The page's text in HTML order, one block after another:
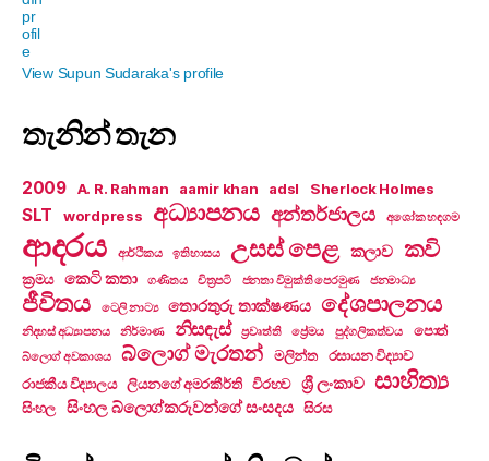
View Supun Sudaraka's profile
තැනින් තැන
2009 A. R. Rahman aamir khan adsl Sherlock Holmes
SLT wordpress අධ්‍යාපනය අන්තර්ජාලය අශෝක හඳගම
ආදරය ආර්ථිකය ඉතිහාසය උසස් පෙළ කලාව කවි
ක්‍රමය කෙටි කතා ගණිතය චිත්‍රපටි ජනතා විමුක්ති පෙරමුණ ජනමාධ්‍ය
ජීවිතය ටෙලි නාට්‍ය තොරතුරු තාක්ෂණය දේශපාලනය
නිදහස් අධ්‍යාපනය නිර්මාණ නිසඳැස් ප්‍රවෘත්ති ප්‍රේමය පුද්ගලිකත්වය පොත්
බ්ලොග් අවකාශය බ්ලොග් මැරතන් මලින්ත
රසායන විද්‍යාව
රාජකීය විද්‍යාලය
ලියනගේ අමරකීර්ති විරහව ශ්‍රී ලංකාව සාහිත්‍ය
සිංහල සිංහල බ්ලොග්කරුවන්ගේ සංසදය සිරස